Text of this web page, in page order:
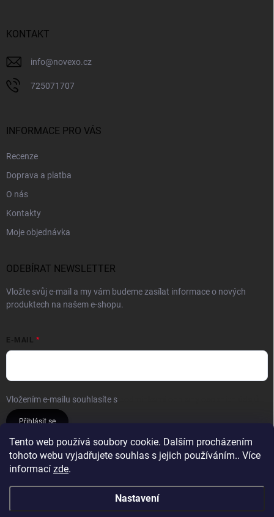
Tento web používá soubory cookie. Dalším procházením
tohoto webu vyjadřujete souhlas s jejich používáním.. Více
informací zde.
Nastavení
KONTAKT
info@novexo.cz
725071707
INFORMACE PRO VÁS
Recenze
Doprava a platba
O nás
Kontakty
Moje objednávka
ODEBÍRAT NEWSLETTER
Vložte svůj e-mail a my vám budeme zasílat informace o nových
produktech na našem e-shopu.
E-MAIL
Vložením e-mailu souhlasíte s
Přihlásit se
Reklamace a vrácení
Podmínky ochrany osobních údajů